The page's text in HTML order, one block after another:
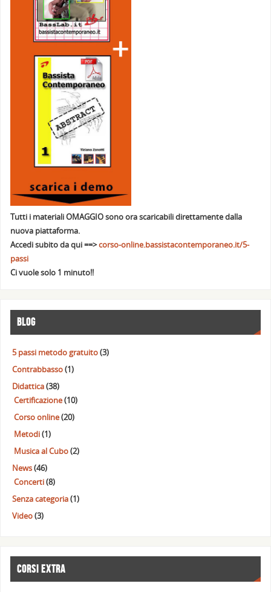
Tutti i materiali OMAGGIO sono ora scaricabili direttamente dalla
nuova piattaforma.
Accedi subito da qui ==>corso-online.bassistacontemporaneo.it/5-
passi
Ci vuole solo 1 minuto!!
BLOG
5 passi metodo gratuito(3)
Contrabbasso(1)
Didattica(38)
Certificazione(10)
Corso online(20)
Metodi(1)
Musica al Cubo(2)
News(46)
Concerti(8)
Senza categoria(1)
Video(3)
CORSI EXTRA